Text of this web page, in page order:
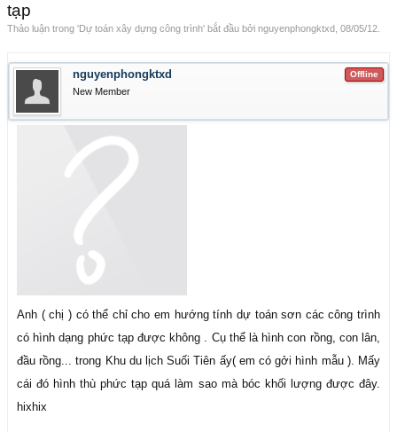
tạp
Thảo luận trong 'Dự toán xây dựng công trình' bắt đầu bởi nguyenphongktxd 08/05/12
Offline
nguyenphongktxd
New Member
Anh ( chị ) có thể chỉ cho em hướng tính dự toán sơn các công trình
có hình dạng phức tạp được không . Cụ thể là hình con rồng, con lân,
đầu rồng... trong Khu du lịch Suối Tiên ấy( em có gởi hình mẫu ). Mấy
cái đó hình thù phức tạp quá làm sao mà bóc khối lượng được đây.
hixhix